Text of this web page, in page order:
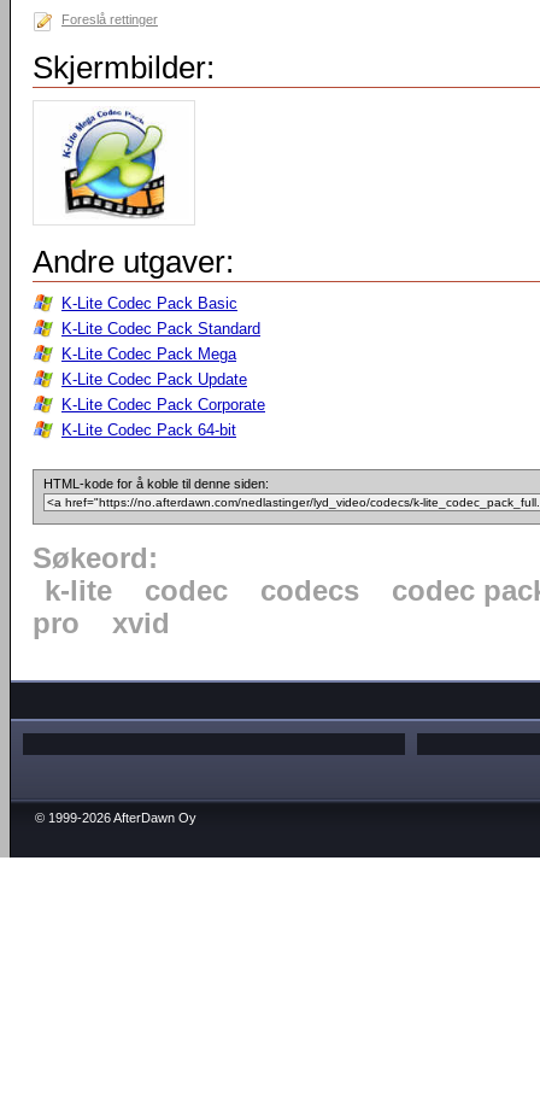
Foreslå rettinger
Skjermbilder:
Andre utgaver:
K-Lite Codec Pack Basic
K-Lite Codec Pack Standard
K-Lite Codec Pack Mega
K-Lite Codec Pack Update
K-Lite Codec Pack Corporate
K-Lite Codec Pack 64-bit
HTML-kode for å koble til denne siden:
Søkeord:
k-lite
codec codecs
codec
pro
xvid
© 1999-2026 AfterDawn Oy